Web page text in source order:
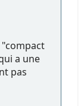
"compact
a une
pas